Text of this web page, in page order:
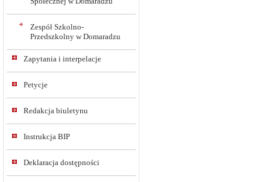
Zespół Szkolno-
Przedszkolny w Domaradzu
Zapytania i interpelacje
Petycje
Redakcja biuletynu
Instrukcja BIP
Deklaracja dostępności